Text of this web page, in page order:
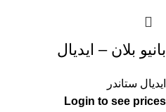
بانيو بلان – ايديال
ايديال ستاندر
Login to see prices